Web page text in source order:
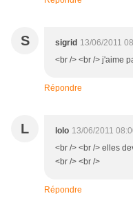
S sigrid 13/06/2011
<br /> <br /> j'aime
Répondre
L lolo 13/06/2011
<br /> <br /> elles
<br /> <br />
Répondre